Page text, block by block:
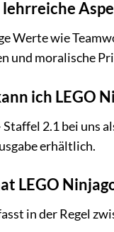
Werte wie
und moralische
ich LEGO
Staffel 2.1 bei uns
erhältlich.
LEGO
in der Regel